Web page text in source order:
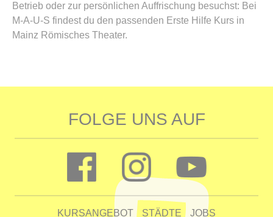
Betrieb oder zur persönlichen Auffrischung besuchst: Bei
M-A-U-S findest du den passenden Erste Hilfe Kurs in
Mainz Römisches Theater.
FOLGE UNS AUF
KURSANGEBOT STÄDTE JOBS